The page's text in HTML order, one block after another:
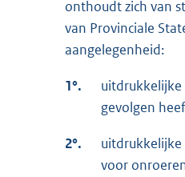
onthoudt zich van
van Provinciale
aangelegenheid:
1°.
uitdrukkelijke
gevolgen
2°.
voor